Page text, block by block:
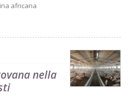
africana
nella